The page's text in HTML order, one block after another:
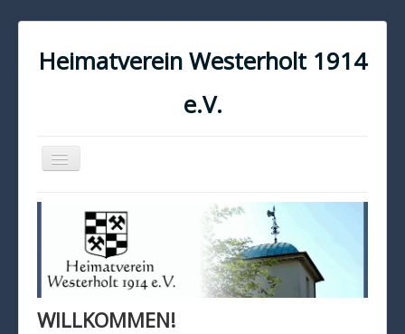
Heimatverein Westerholt 1914
e.V.
Navigation
an/aus
KONTAKT
IMPRESSUM
DATENSCHUTZ
WILLKOMMEN!